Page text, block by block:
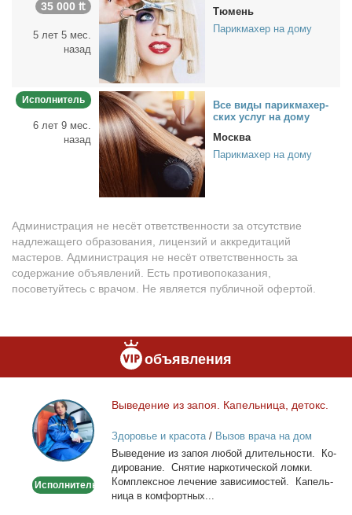
35 000 ₶
5 лет 5 мес.
назад
Тюмень
Парикмахер на дому
Исполнитель
6 лет 9 мес.
назад
Все ви­ды па­рик­махер­
ских услуг на до­му
Москва
Парикмахер на дому
Администрация не несёт ответственности за отсутствие
надлежащего образования, лицензий и аккредитаций
мастеров. Администрация не несёт ответственность за
содержание объявлений. Есть противопоказания,
посоветуйтесь с врачом. Не является публичной офертой.
объявления
Выведение
из
запоя.
Капельница,
Исполнитель
Вы­ве­де­ние из за­поя. Ка­пель­ни­ца, де­токс.
Здоровье и красота/ Вызов врача на дом
Вы­ве­де­ние из за­поя лю­бой дли­тель­но­сти. Ко­
ди­ро­ва­ние. Сня­тие нар­ко­ти­че­ской лом­ки.
Ком­плекс­ное ле­че­ние за­ви­си­мо­стей. Ка­пель­
ни­ца в ком­форт­ных...